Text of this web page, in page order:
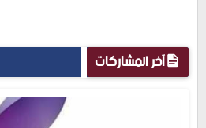
آخر المشاركات